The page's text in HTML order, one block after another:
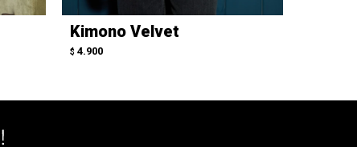
Kimono Velvet
$ 4.900